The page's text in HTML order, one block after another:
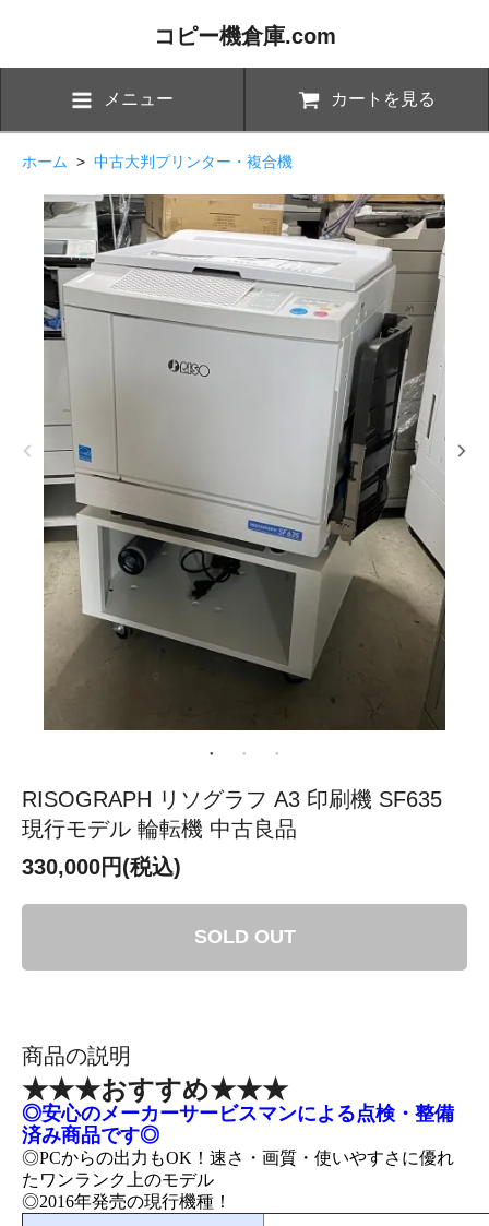
コピー機倉庫.com
メニュー カートを見る
ホーム > 中古大判プリンター・複合機
RISOGRAPH リソグラフ A3 印刷機 SF635
現行モデル 輪転機 中古良品
330,000円(税込)
SOLD OUT
商品の説明
★★★おすすめ★★★
◎安心のメーカーサービスマンによる点検・整備
済み商品です◎
◎PCからの出力もOK！速さ・画質・使いやすさに優れ
たワンランク上のモデル
◎2016年発売の現行機種！